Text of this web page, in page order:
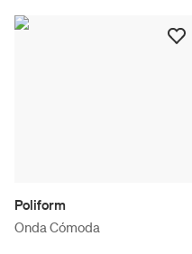
Poliform
Onda Cómoda